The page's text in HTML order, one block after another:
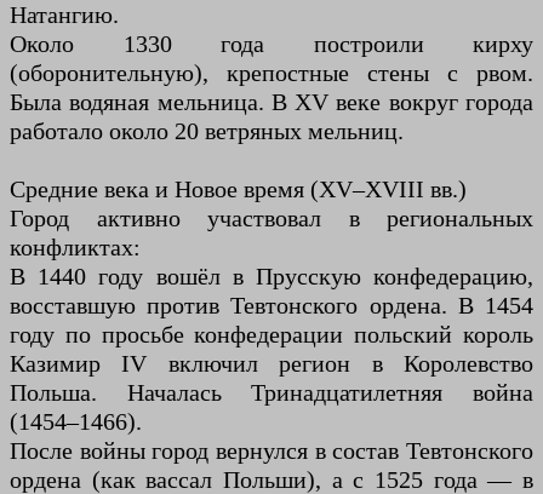
Натангию.
Около 1330 года построили кирху
(оборонительную), крепостные стены с рвом.
Была водяная мельница. В XV веке вокруг города
работало около 20 ветряных мельниц.
Средние века и Новое время (XV–XVIII вв.)
Город активно участвовал в региональных
конфликтах:
В 1440 году вошёл в Прусскую конфедерацию,
восставшую против Тевтонского ордена. В 1454
году по просьбе конфедерации польский король
Казимир IV включил регион в Королевство
Польша. Началась Тринадцатилетняя война
(1454–1466).
После войны город вернулся в состав Тевтонского
ордена (как вассал Польши), а с 1525 года — в